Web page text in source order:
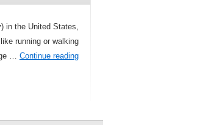
in the United States,
… Continue reading